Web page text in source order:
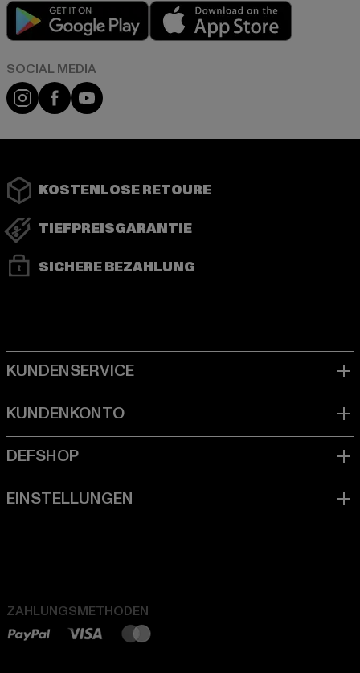
Play market
Instagram
FacebookYouTube
KOSTENLOSE RETOURE
TIEFPREISGARANTIE
SICHERE BEZAHLUNG
ZAHLUNGSMETHODEN